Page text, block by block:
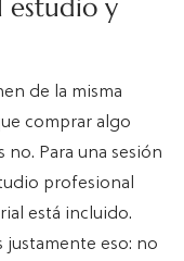
estudio y
de la misma
comprar algo
no. Para una sesión
profesional
está incluido.
justamente eso: no